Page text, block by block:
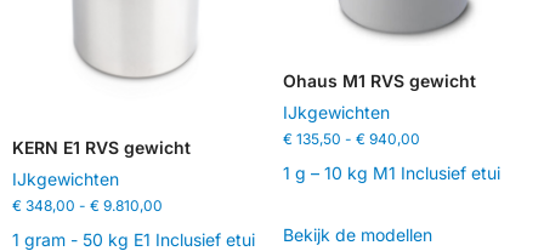
KERN E1 RVS gewicht
IJkgewichten
€ 348,00 - € 9.810,00
1 gram - 50 kg E1 Inclusief etui
Ohaus M1 RVS gewicht
IJkgewichten
€135,50 - €940,00
1 g – 10 kg M1 Inclusief etui
Bekijk de modellen